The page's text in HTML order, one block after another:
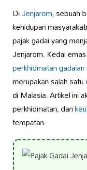
DiJenjarom, sebuah
kehidupan
pajak gadai yang
Jenjarom. Kedai
perkhidmatan gadaian
merupakan salah satu
di Malasia. Artikel ini
perkhidmatan, dan
tempatan.